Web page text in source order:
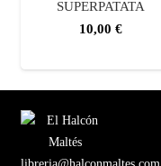
SUPERPATATA
10,00 €